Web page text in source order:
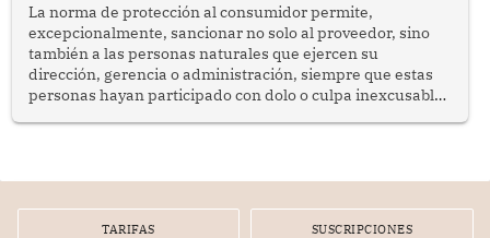
La norma de protección al consumidor permite,
excepcionalmente, sancionar no solo al proveedor, sino
también a las personas naturales que ejercen su
dirección, gerencia o administración, siempre que estas
personas hayan participado con dolo o culpa inexcusable
por la frustrada realización de un meet and greet con
TARIFAS SUSCRIPCIONES